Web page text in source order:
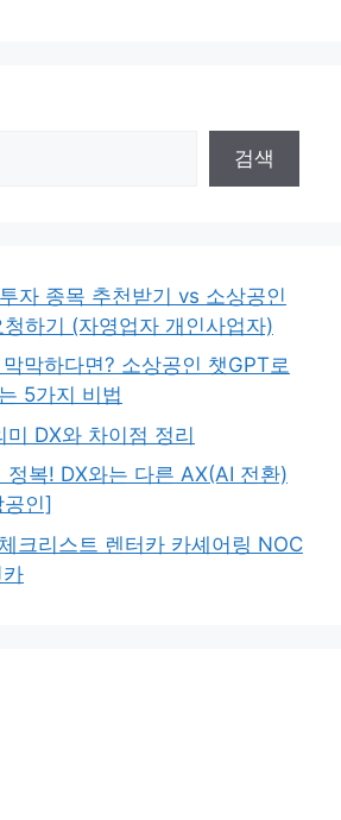
검색
자 종목 추천받기 vs 소상공인
하기 (자영업자 개인사업자)
막하다면? 소상공인 챗GPT로
5가지 비법
DX와 차이점 정리
정복! DX와는 다른 AX(AI 전환)
인]
크리스트 렌터카 카셰어링 NOC
카